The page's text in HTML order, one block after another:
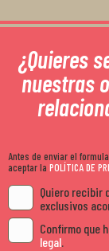
¿Quieres
nuestras
Antes de enviar el
aceptar la POLÍTICA DE
Quiero recibir
exclusivos
Confirmo que
legal.